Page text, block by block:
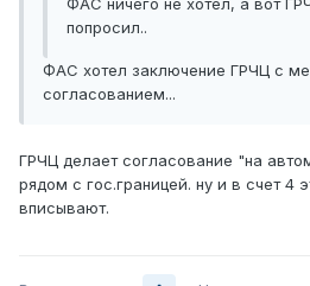
ФАС ничего не хотел, а вот
попросил..
ФАС хотел заключение ГРЧЦ с
согласованием...
ГРЧЦ делает согласование "на
рядом с гос.границей. ну и в счет 4
вписывают.